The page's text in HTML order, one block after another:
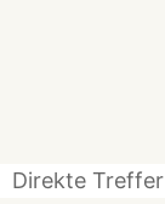
Direkte Treffer